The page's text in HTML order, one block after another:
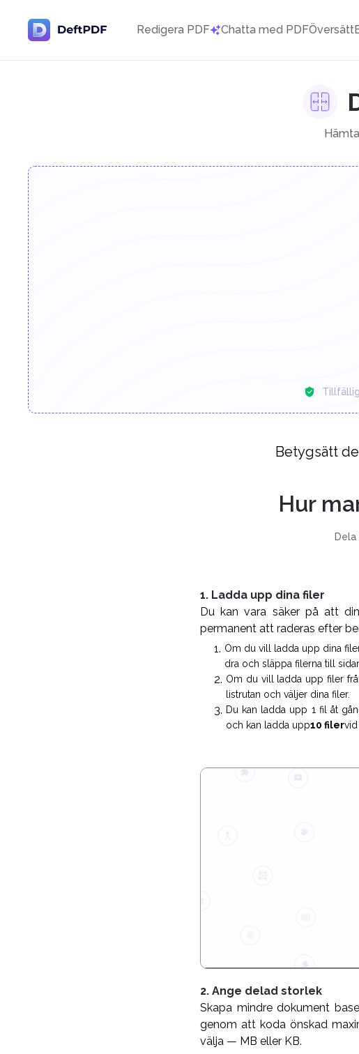
Redigera PDF Chatta med PDFÖversätt
Betygsätt
Hur
1. Ladda upp dina filer
Du kan vara säker på att
permanent att raderas efter
Om du vill ladda upp dina
dra och släppa filerna till
Om du vill ladda upp filer
listrutan och väljer dina filer.
Du kan ladda upp 1 fil åt
och kan ladda upp10 filervid
2. Ange delad storlek
Skapa mindre dokument
genom att koda önskad
välja — MB eller KB.